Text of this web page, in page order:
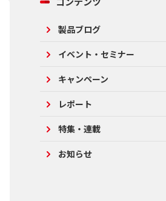
製品ブログ
イベント・セミナー
キャンペーン
レポート
特集・連載
お知らせ